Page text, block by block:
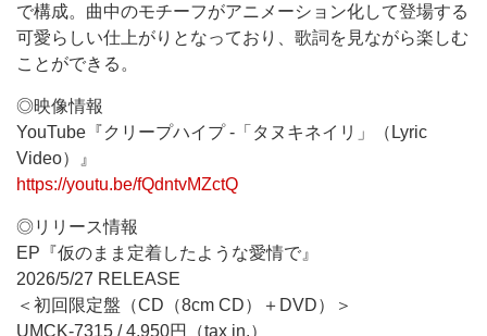
で構成。曲中のモチーフがアニメーション化して登場する
可愛らしい仕上がりとなっており、歌詞を見ながら楽しむ
ことができる。
◎映像情報
YouTube『クリープハイプ -「タヌキネイリ」（Lyric
Video）』
https://youtu.be/fQdntvMZctQ
◎リリース情報
EP『仮のまま定着したような愛情で』
2026/5/27 RELEASE
＜初回限定盤（CD（8cm CD）＋DVD）＞
UMCK-7315 / 4,950円（tax in.）